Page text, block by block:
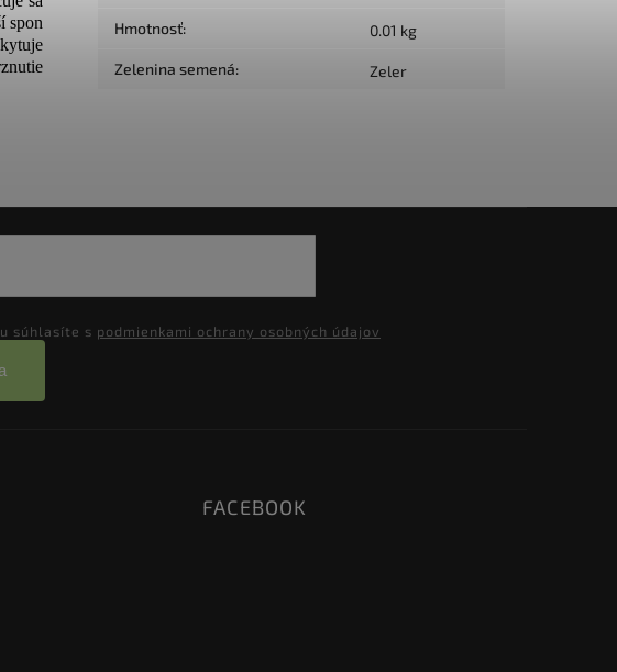
spon
Hmotnosť: 0.01 kg
Zelenina semená: Zeler
súhlasíte s podmienkami ochrany osobných údajov
FACEBOOK